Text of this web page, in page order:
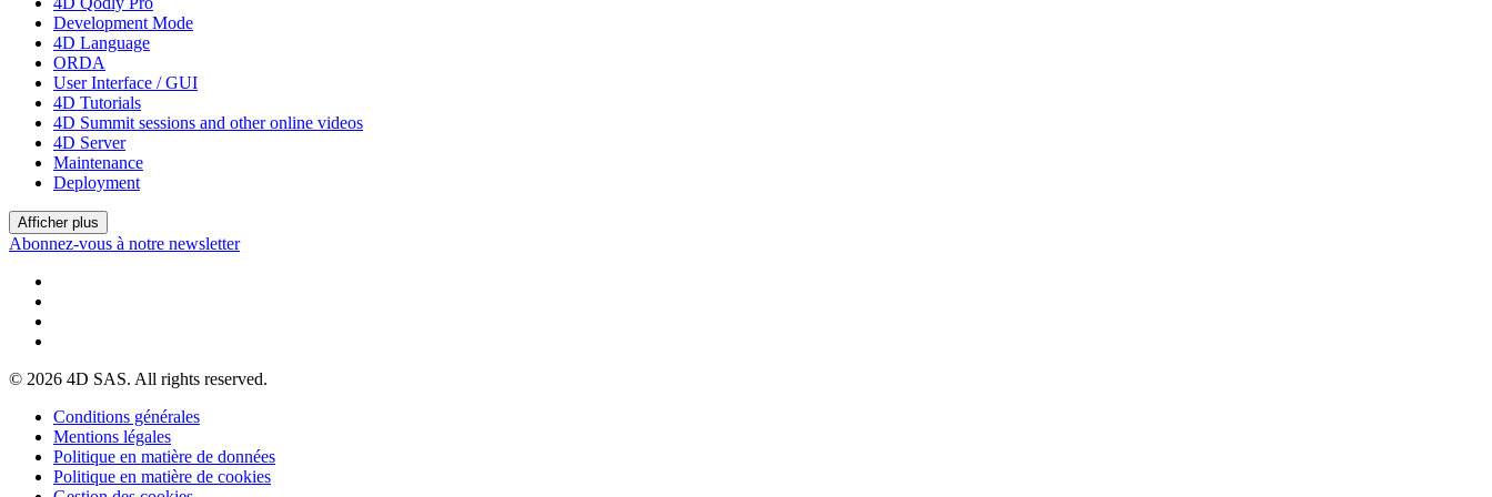
Development Mode
4D Language
ORDA
User Interface / GUI
4D Tutorials
4D Summit sessions and other online videos
4D Server
Maintenance
Deployment
Afficher plus
Abonnez-vous à notre newsletter
© 2026 4D SAS. All rights reserved.
Conditions générales
Mentions légales
Politique en matière de données
Politique en matière de cookies